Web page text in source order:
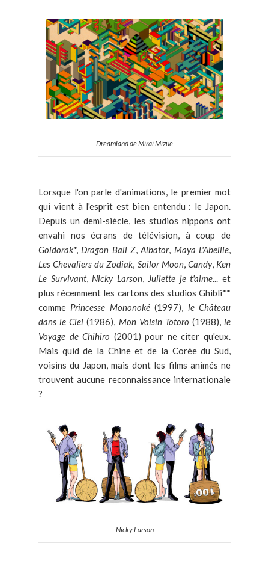
Dreamland de Mirai Mizue
Lorsque l'on parle d'animations, le premier mot
qui vient à l'esprit est bien entendu : le Japon.
Depuis un demi-siècle, les studios nippons ont
envahi nos écrans de télévision, à coup de
Goldorak*, Dragon Ball Z,Albator, Maya L'Abeille,
Les Chevaliers du Zodiak, Sailor Moon, Candy, Ken
Le Survivant, Nicky Larson, Juliette je t'aime... et
plus récemment les cartons des studios Ghibli**
comme Princesse Mononoké(1997), le Château
dans le Ciel (1986), Mon Voisin Totoro (1988), le
Voyage de Chihiro (2001) pour ne citer qu'eux.
Mais quid de la Chine et de la Corée du Sud,
voisins du Japon, mais dont les films animés ne
trouvent aucune reconnaissance internationale
?
Nicky Larson